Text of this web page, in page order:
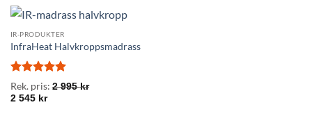
IR-PRODUKTER
InfraHeat Halvkroppsmadrass
Betygsatt5
av 5
Rek. pris:2 995kr
2 545 kr